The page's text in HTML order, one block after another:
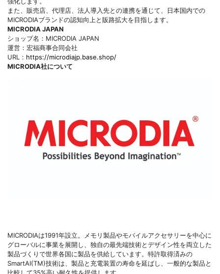
また、販売店、代理店、法人導入先との連携を通じて、日本国内での
MICRODIAブランドの認知向上と販路拡大を目指します。
MICRODIA JAPAN
ショップ名：MICRODIA JAPAN
運営：宏福商事合同会社
URL： https://microdiajp.base.shop/
MICRODIA社について
MICRODIAは1991年設立。メモリ製品やモバイルアクセサリーを中心に
グローバルに事業を展開し、独自の最先端技術とデザイン性を両立した
製品づくりで世界各国に製品を供給しています。特許取得済みの
SmartAI(TM)技術は、製品と充電装置の寿命を延ばし、一般的な製品と
比較して35%高い耐久性を提供します。